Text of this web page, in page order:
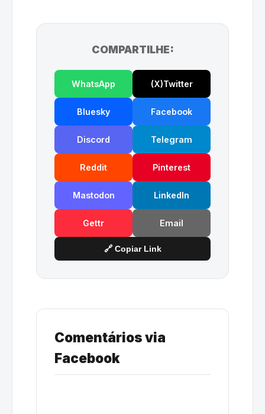
COMPARTILHE:
WhatsApp (X)Twitter
Bluesky Facebook
Discord Telegram
Reddit Pinterest
Mastodon LinkedIn
Gettr Email
🔗 Copiar Link
Comentários via
Facebook